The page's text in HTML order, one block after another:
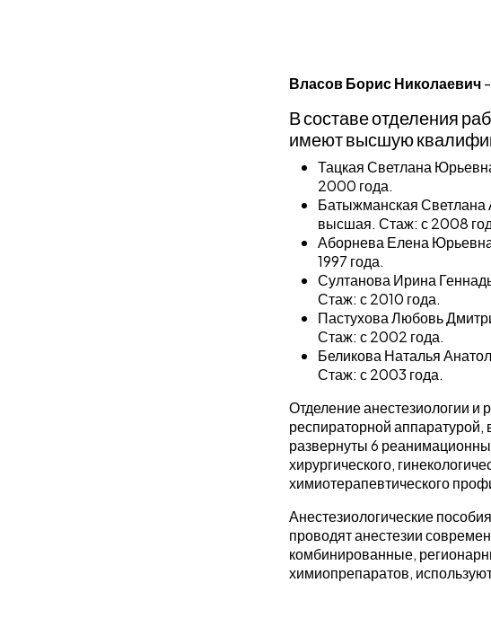
Власов Борис Николаевич
В составе отделения
имеют высшую
Тацкая Светлана
2000 года.
Батыжманская Светлана
высшая. Стаж: с 2008
Аборнева Елена
1997 года.
Султанова Ирина
Стаж: с 2010 года.
Пастухова Любовь
Стаж: с 2002 года.
Беликова Наталья
Стаж: с 2003 года.
Отделение анестезиологии
респираторной аппаратурой,
развернуты 6
хирургического,
химиотерапевтического
Анестезиологические
проводят анестезии
комбинированные,
химиопрепаратов,